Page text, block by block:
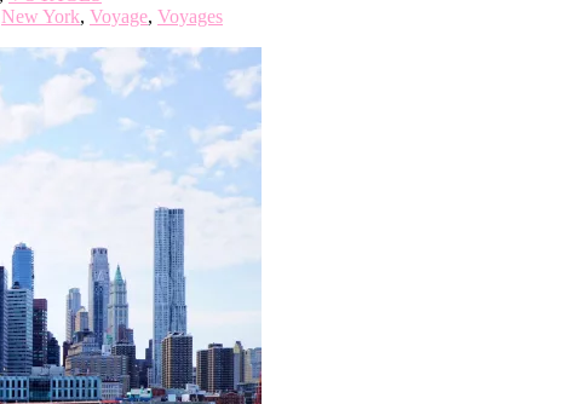
New York, Voyage, Voyages